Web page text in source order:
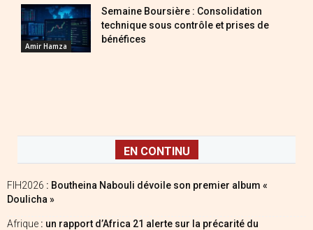
Amir Hamza
Semaine Boursière : Consolidation
technique sous contrôle et prises de
bénéfices
EN CONTINU
FIH2026 : Boutheina Nabouli dévoile son premier album «
Doulicha »
Afrique : un rapport d’Africa 21 alerte sur la précarité du